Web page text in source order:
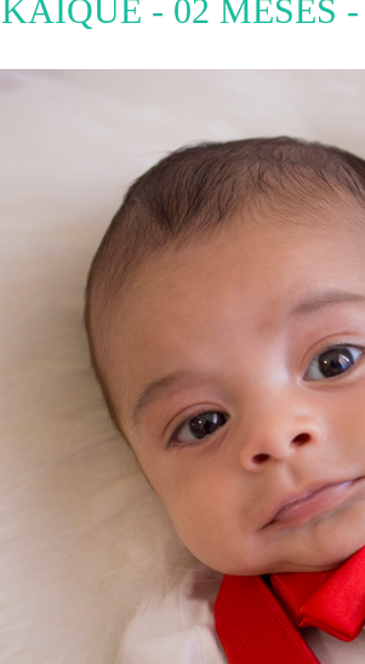
KAIQUE - 02 MESES